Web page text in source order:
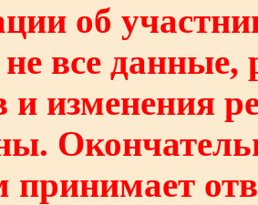
об
все
и изменения
принимает